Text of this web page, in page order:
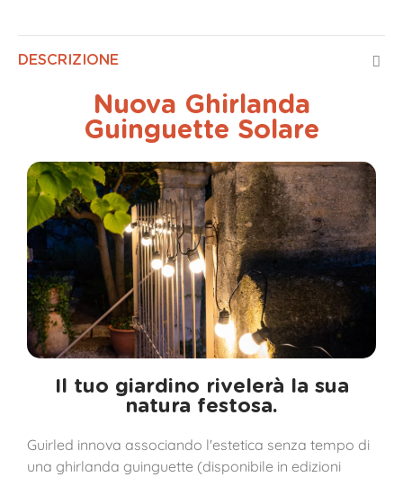
DESCRIZIONE
Nuova Ghirlanda
Guinguette Solare
Il tuo giardino rivelerà la sua
natura festosa.
Guirled innova associando l'estetica senza tempo di
una ghirlanda guinguette (disponibile in edizioni